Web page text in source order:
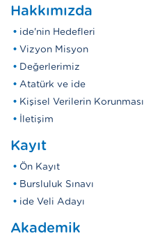
Hakkımızda
ide'nin Hedefleri
Vizyon Misyon
Değerlerimiz
Atatürk ve ide
Kişisel Verilerin Korunması
İletişim
Kayıt
Ön Kayıt
Bursluluk Sınavı
ide Veli Adayı
Akademik